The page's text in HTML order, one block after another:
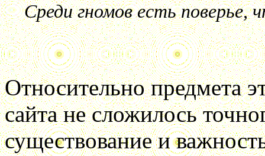
Среди гномов есть поверье,
Относительно предмета
сайта не сложилось
существование и